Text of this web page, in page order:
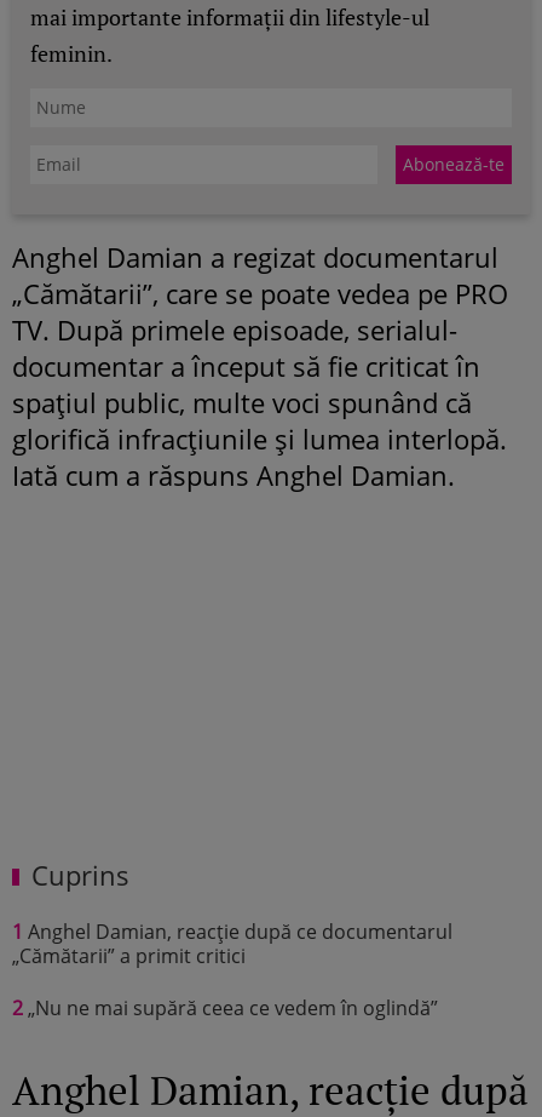
mai importante informații din lifestyle-ul
feminin.
Anghel Damian a regizat documentarul
„Cămătarii”, care se poate vedea pe PRO
TV. După primele episoade, serialul-
documentar a început să fie criticat în
spațiul public, multe voci spunând că
glorifică infracțiunile și lumea interlopă.
Iată cum a răspuns Anghel Damian.
Cuprins
1 Anghel Damian, reacție după ce documentarul
„Cămătarii” a primit critici
2„Nu ne mai supără ceea ce vedem în oglindă”
Anghel Damian, reacție după